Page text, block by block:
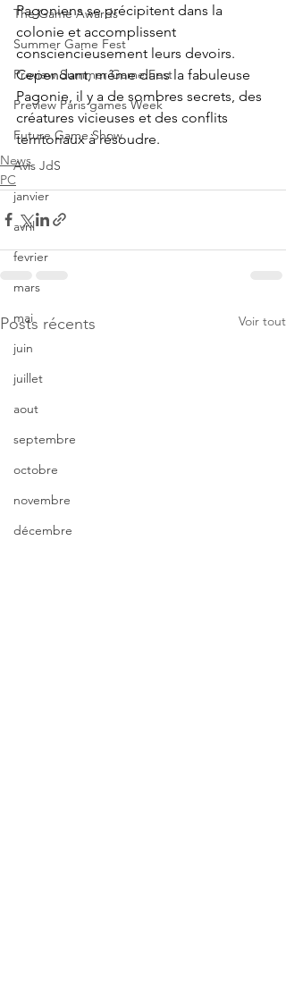
The Game Awards
Summer Game Fest
Preview Summer Game Fest
Preview Paris games Week
Future Game Show
Avis JdS
janvier
avril
fevrier
mars
mai
juin
juillet
aout
septembre
octobre
novembre
décembre
Pagoniens se précipitent dans la
colonie et accomplissent
consciencieusement leurs devoirs.
Cependant, même dans la fabuleuse
Pagonie, il y a de sombres secrets, des
créatures vicieuses et des conflits
territoriaux à résoudre.
News
PC
Posts récents Voir tout